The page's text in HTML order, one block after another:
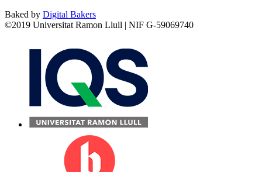
Baked by Digital Bakers
©2019 Universitat Ramon Llull | NIF G-59069740